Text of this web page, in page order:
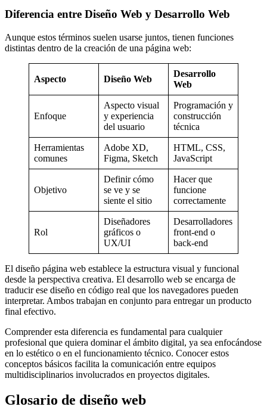
Diferencia entre Diseño Web y Desarrollo Web
Aunque estos términos suelen usarse juntos, tienen funciones
distintas dentro de la creación de una página web:
Aspecto Diseño Web
Desarrollo
Web
Enfoque
Aspecto visual
y experiencia
del usuario
Programación y
construcción
técnica
Herramientas
comunes
Adobe XD,
Figma, Sketch
HTML, CSS,
JavaScript
Objetivo
Definir cómo
se ve y se
siente el sitio
Hacer que
funcione
correctamente
Rol
Diseñadores
gráficos o
UX/UI
Desarrolladores
front-end o
back-end
El diseño página web establece la estructura visual y funcional
desde la perspectiva creativa. El desarrollo web se encarga de
traducir ese diseño en código real que los navegadores pueden
interpretar. Ambos trabajan en conjunto para entregar un producto
final efectivo.
Comprender esta diferencia es fundamental para cualquier
profesional que quiera dominar el ámbito digital, ya sea enfocándose
en lo estético o en el funcionamiento técnico. Conocer estos
conceptos básicos facilita la comunicación entre equipos
multidisciplinarios involucrados en proyectos digitales.
Glosario de diseño web